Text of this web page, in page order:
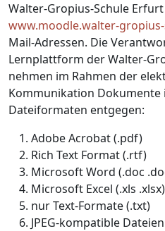
Walter-Gropius-Schule
www.moodle.walter-
Mail-Adressen. Die
Lernplattform der Walter-
nehmen im Rahmen der
Kommunikation Dokumente
Dateiformaten entgegen:
Adobe Acrobat (.pdf)
Rich Text Format (.rtf)
Microsoft Word (.doc
Microsoft Excel (.xls .xlsx)
nur Text-Formate (.txt)
JPEG-kompatible